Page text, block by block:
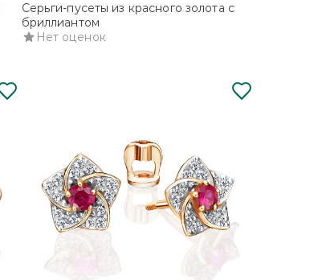
Серьги-пусеты из красного золота с
бриллиантом
Нет оценок